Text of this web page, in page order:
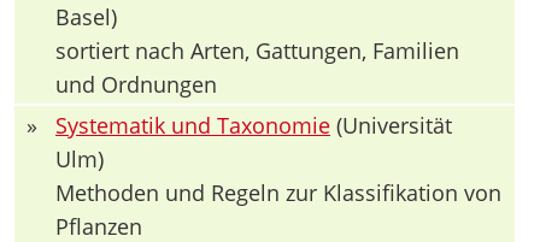
Basel)
sortiert nach Arten, Gattungen, Familien
und Ordnungen
»
Systematik und Taxonomie (Universität
Ulm)
Methoden und Regeln zur Klassifikation von
Pflanzen